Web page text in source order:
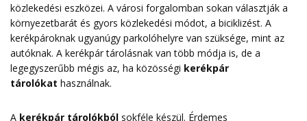
közlekedési eszközei. A városi forgalomban sokan választják a
környezetbarát és gyors közlekedési módot, a biciklizést. A
kerékpároknak ugyanúgy parkolóhelyre van szüksége, mint az
autóknak. A kerékpár tárolásnak van több módja is, de a
legegyszerűbb mégis az, ha közösségi kerékpár
tárolókat használnak.
A kerékpár tárolókból sokféle készül. Érdemes